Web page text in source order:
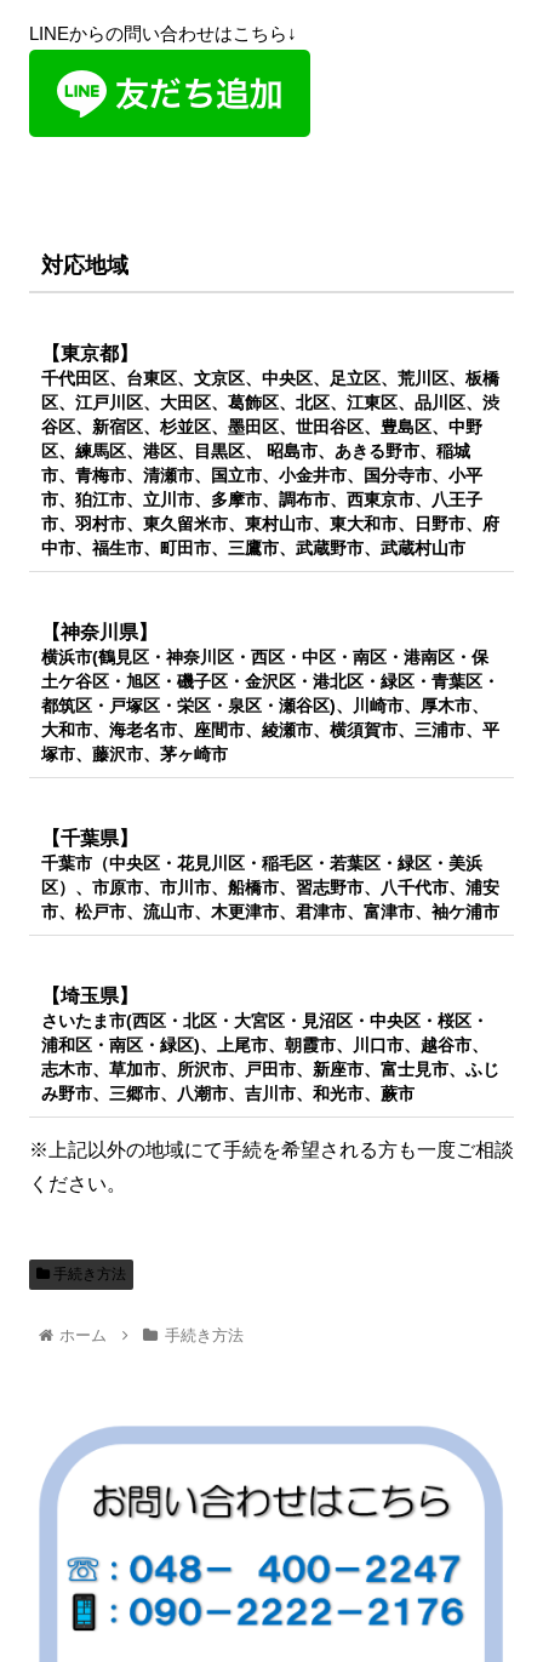
LINEからの問い合わせはこちら↓
対応地域
【東京都】
千代田区、台東区、文京区、中央区、足立区、荒川区、板橋
区、江戸川区、大田区、葛飾区、北区、江東区、品川区、渋
谷区、新宿区、杉並区、墨田区、世田谷区、豊島区、中野
区、練馬区、港区、目黒区、 昭島市、あきる野市、稲城
市、青梅市、清瀬市、国立市、小金井市、国分寺市、小平
市、狛江市、立川市、多摩市、調布市、西東京市、八王子
市、羽村市、東久留米市、東村山市、東大和市、日野市、府
中市、福生市、町田市、三鷹市、武蔵野市、武蔵村山市
【神奈川県】
横浜市(鶴見区・神奈川区・西区・中区・南区・港南区・保
土ケ谷区・旭区・磯子区・金沢区・港北区・緑区・青葉区・
都筑区・戸塚区・栄区・泉区・瀬谷区)、川崎市、厚木市、
大和市、海老名市、座間市、綾瀬市、横須賀市、三浦市、平
塚市、藤沢市、茅ヶ崎市
【千葉県】
千葉市（中央区・花見川区・稲毛区・若葉区・緑区・美浜
区）、市原市、市川市、船橋市、習志野市、八千代市、浦安
市、松戸市、流山市、木更津市、君津市、富津市、袖ケ浦市
【埼玉県】
さいたま市(西区・北区・大宮区・見沼区・中央区・桜区・
浦和区・南区・緑区)、上尾市、朝霞市、川口市、越谷市、
志木市、草加市、所沢市、戸田市、新座市、富士見市、ふじ
み野市、三郷市、八潮市、吉川市、和光市、蕨市
※上記以外の地域にて手続を希望される方も一度ご相談
ください。
手続き方法
ホーム 手続き方法